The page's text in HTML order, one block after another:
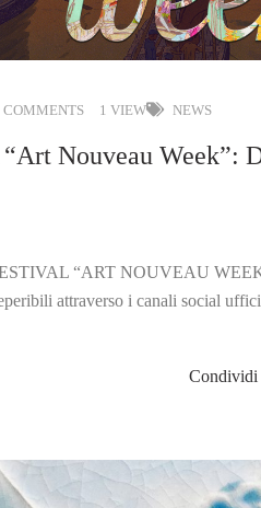
COMMENTS 1 VIEW NEWS
Nouveau Week”:
“ART NOUVEAU
attraverso i canali social
Condividi